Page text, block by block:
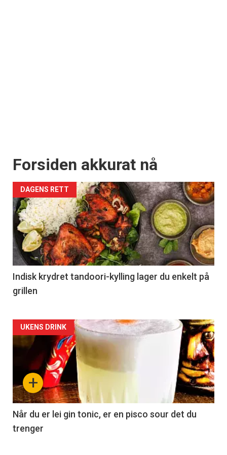
Forsiden akkurat nå
DAGENS RETT
Indisk krydret tandoori-kylling lager du enkelt på
grillen
Forsiden
akkurat
nå
-
2
+
UKENS DRINK
Når du er lei gin tonic, er en pisco sour det du
trenger